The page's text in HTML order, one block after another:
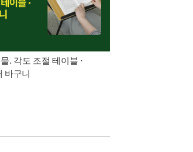
. 각도 조절 테이블 ·
바구니